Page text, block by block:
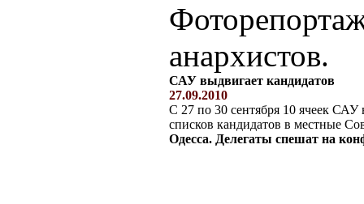
анархистов.
САУ выдвигает кандидатов
27.09.2010
С 27 по 30 сентября 10 ячеек
списков кандидатов в местные
Одесса. Делегаты спешат на